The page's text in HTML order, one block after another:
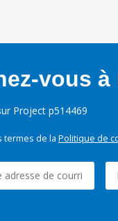
vous
Project p514469
termes de la Politique de